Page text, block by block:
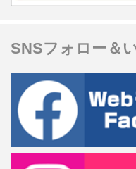
SNSフォロー＆